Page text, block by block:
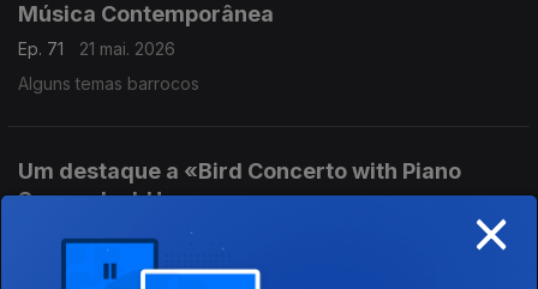
Música Contemporânea
Ep. 71
21 mai. 2026
Alguns temas barrocos
Um destaque a «Bird Concerto with Piano
Song» de J. Harvey.
Ep. 69
18 mai. 2026
Pássaros e mais pássaros e um cervo.
×